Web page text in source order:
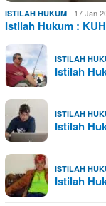
ISTILAH HUKUM 17 Jan
Istilah Hukum :
ISTILAH
Istilah
ISTILAH
Istilah
ISTILAH
Istilah